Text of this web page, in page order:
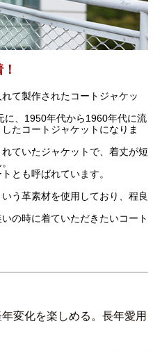
て製作されたコートジャケッ
に、1950年代から1960年代に流
たコートジャケットになりま
ていたジャケットで、着丈が短
とも呼ばれています。
う革素材を使用しており、程良
の時に着ていただきたいコート
変化を楽しめる。長年愛用